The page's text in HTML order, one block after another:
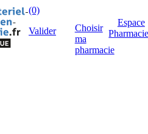
(0)
Valider
Choisir
ma
pharmacie
Espace